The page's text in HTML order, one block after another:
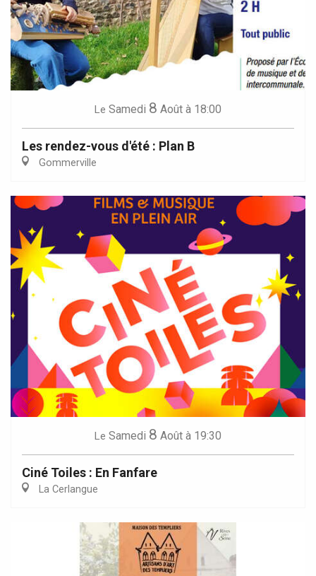
Le Samedi 8 Août à 18:00
Les rendez-vous d'été : Plan B
Gommerville
Le Samedi 8 Août à 19:30
Ciné Toiles : En Fanfare
La Cerlangue